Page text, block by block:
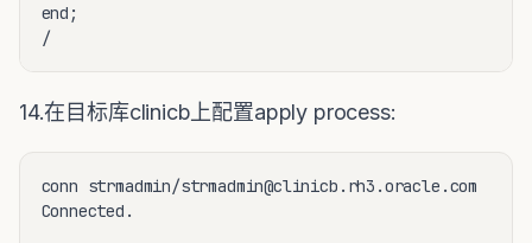
end;
14.在目标库clinicb上配置apply process:
conn strmadmin/strmadmin@clinicb.rh3.oracle.com
Connected.